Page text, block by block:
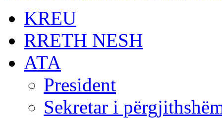
KREU
RRETH NESH
АТА
President
Sekretar i